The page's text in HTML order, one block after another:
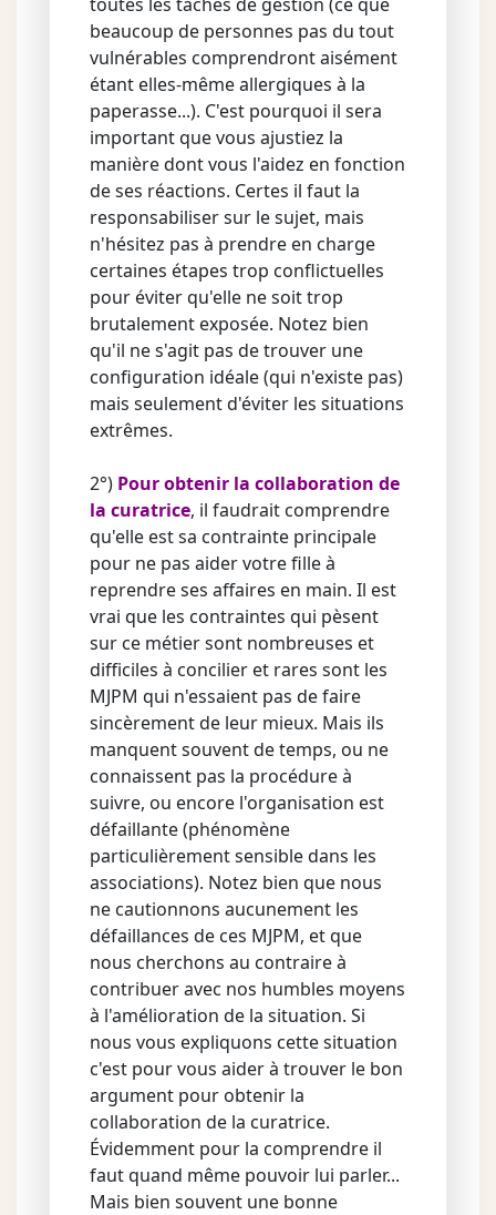
beaucoup de personnes pas du tout
vulnérables comprendront aisément
étant elles-même allergiques à la
paperasse...). C'est pourquoi il sera
important que vous ajustiez la
manière dont vous l'aidez en fonction
de ses réactions. Certes il faut la
responsabiliser sur le sujet, mais
n'hésitez pas à prendre en charge
certaines étapes trop conflictuelles
pour éviter qu'elle ne soit trop
brutalement exposée. Notez bien
qu'il ne s'agit pas de trouver une
configuration idéale (qui n'existe pas)
mais seulement d'éviter les situations
extrêmes.
2°) Pour obtenir la collaboration de
la curatrice, il faudrait comprendre
qu'elle est sa contrainte principale
pour ne pas aider votre fille à
reprendre ses affaires en main. Il est
vrai que les contraintes qui pèsent
sur ce métier sont nombreuses et
difficiles à concilier et rares sont les
MJPM qui n'essaient pas de faire
sincèrement de leur mieux. Mais ils
manquent souvent de temps, ou ne
connaissent pas la procédure à
suivre, ou encore l'organisation est
défaillante (phénomène
particulièrement sensible dans les
associations). Notez bien que nous
ne cautionnons aucunement les
défaillances de ces MJPM, et que
nous cherchons au contraire à
contribuer avec nos humbles moyens
à l'amélioration de la situation. Si
nous vous expliquons cette situation
c'est pour vous aider à trouver le bon
argument pour obtenir la
collaboration de la curatrice.
Évidemment pour la comprendre il
faut quand même pouvoir lui parler...
Mais bien souvent une bonne